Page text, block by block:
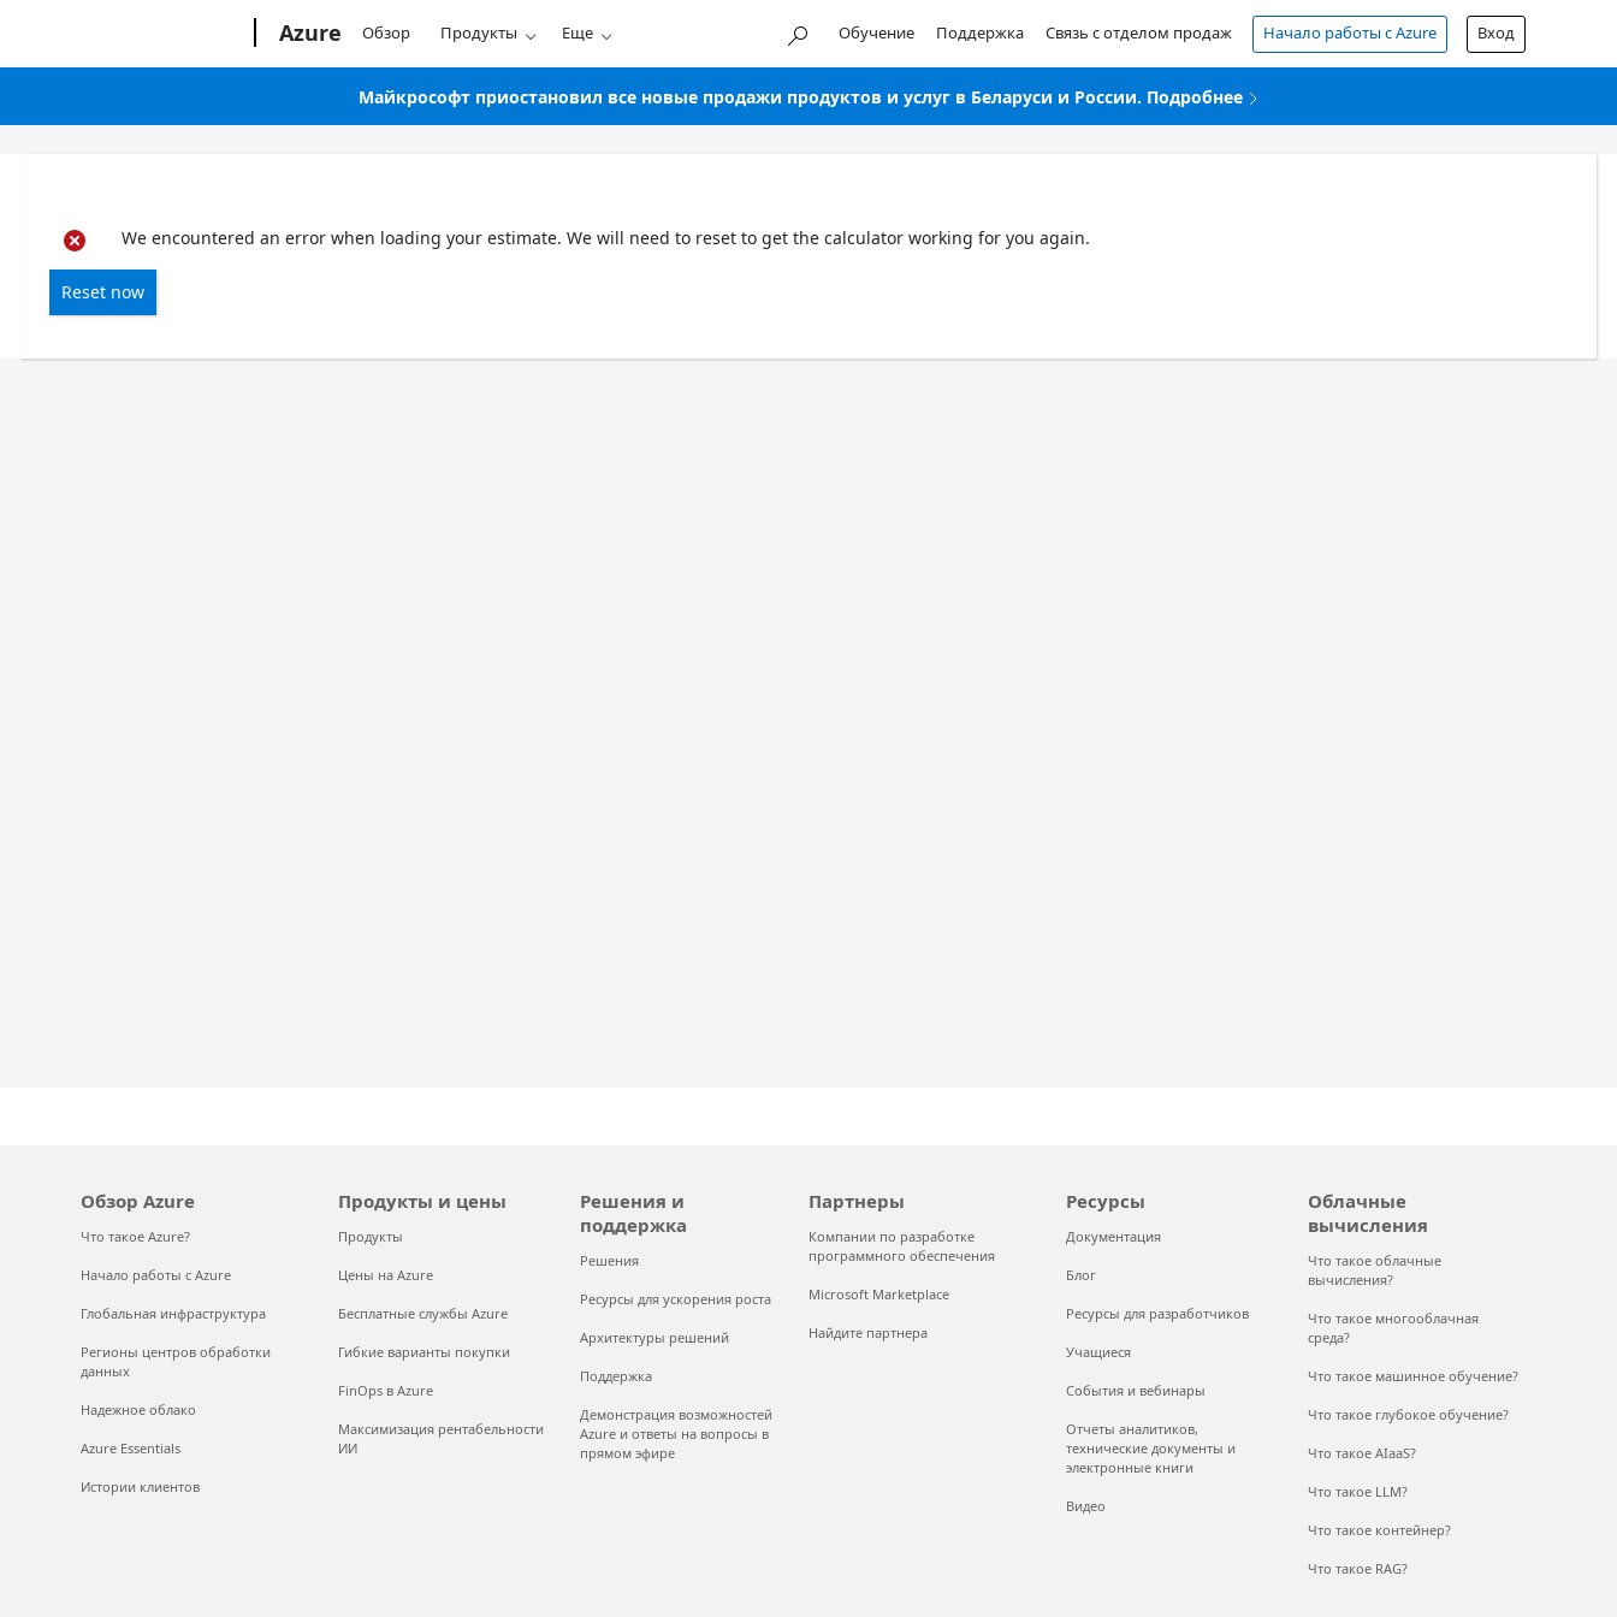
Azure Обзор Продукты Еще Обучение Поддержка Связь с отделом продаж Начало работы с Azure Вход
Майкрософт приостановил все новые продажи продуктов и услуг в Беларуси и России. Подробнее
We encountered an error when loading your estimate. We will need to reset to get the calculator working for you again.
Reset now
Обзор Azure
Что такое Azure?
Начало работы с Azure
Глобальная инфраструктура
Регионы центров обработки
данных
Надежное облако
Azure Essentials
Истории клиентов
Продукты и цены
Продукты
Цены на Azure
Бесплатные службы Azure
Гибкие варианты покупки
FinOps в Azure
Максимизация рентабельности
ИИ
Решения и
поддержка
Решения
Ресурсы для ускорения роста
Архитектуры решений
Поддержка
Демонстрация возможностей
Azure и ответы на вопросы в
прямом эфире
Партнеры
Компании по разработке
программного обеспечения
Microsoft Marketplace
Найдите партнера
Ресурсы
Документация
Блог
Ресурсы для разработчиков
Учащиеся
События и вебинары
Отчеты аналитиков,
технические документы и
электронные книги
Видео
Облачные
вычисления
Что такое облачные
вычисления?
Что такое многооблачная
среда?
Что такое машинное обучение?
Что такое глубокое обучение?
Что такое AIaaS?
Что такое LLM?
Что такое контейнер?
Что такое RAG?